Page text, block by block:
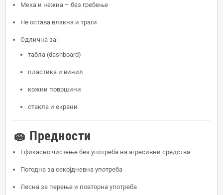
Мека и нежна – без гребење
Не остава влакна и траги
Одлична за:
табла (dashboard)
пластика и винил
кожни површини
стакла и екрани
🧽 Предности
Ефикасно чистење без употреба на агресивни средства
Погодна за секојдневна употреба
Лесна за перење и повторна употреба